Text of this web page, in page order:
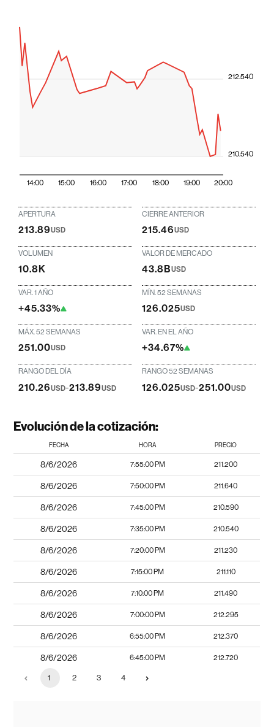
14:00 15:00 16:00 17:00 18:00 19:00 20:00
210.540
212.540
APERTURA
213.89USD
CIERRE ANTERIOR
215.46USD
VOLUMEN
10.8K
VALOR DE MERCADO
43.8BUSD
VAR. 1 AÑO
+45.33%
MÍN. 52 SEMANAS
126.025USD
MÁX. 52 SEMANAS
251.00USD
VAR. EN EL AÑO
+34.67%
RANGO DEL DÍA
210.26USD-213.89USD
RANGO 52 SEMANAS
126.025USD-251.00USD
Evolución de la cotización:
FECHA HORA PRECIO
8/6/2026 7:55:00 PM 211.200
8/6/2026 7:50:00 PM 211.640
8/6/2026 7:45:00 PM 210.590
8/6/2026 7:35:00 PM 210.540
8/6/2026 7:20:00 PM 211.230
8/6/2026 7:15:00 PM 211.110
8/6/2026 7:10:00 PM 211.490
8/6/2026 7:00:00 PM 212.295
8/6/2026 6:55:00 PM 212.370
8/6/2026 6:45:00 PM 212.720
1 2 3 4